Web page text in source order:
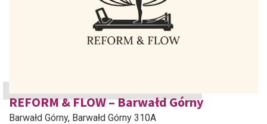
REFORM & FLOW – Barwałd Górny
Barwałd Górny, Barwałd Górny 310A